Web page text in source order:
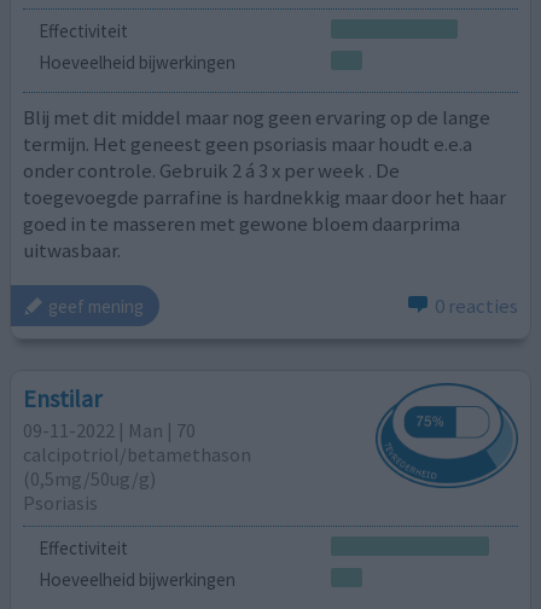
Effectiviteit
Hoeveelheid bijwerkingen
Blij met dit middel maar nog geen ervaring op de lange
termijn. Het geneest geen psoriasis maar houdt e.e.a
onder controle. Gebruik 2 á 3 x per week . De
toegevoegde parrafine is hardnekkig maar door het haar
goed in te masseren met gewone bloem daarprima
uitwasbaar.
geef mening 0 reacties
Enstilar
09-11-2022 | Man | 70
calcipotriol/​betamethason
(0,5mg/50ug/g)
Psoriasis
Effectiviteit
Hoeveelheid bijwerkingen